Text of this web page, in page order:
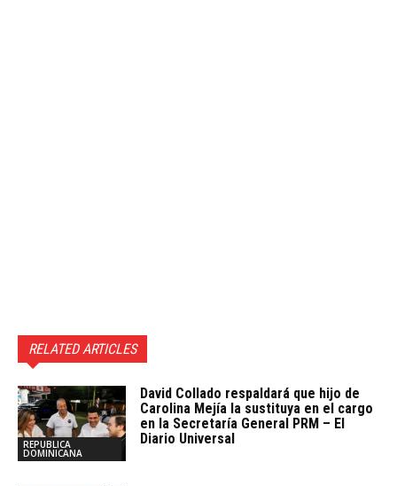
RELATED ARTICLES
REPUBLICA
DOMINICANA
David Collado respaldará que hijo de
Carolina Mejía la sustituya en el cargo
en la Secretaría General PRM – El
Diario Universal